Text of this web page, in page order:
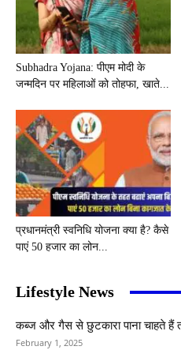
Subhadra Yojana: पीएम मोदी के
जन्मदिन पर महिलाओं को तोहफा, खाते...
प्रधानमंत्री स्वनिधि योजना क्या है? कैसे
पाएं 50 हजार का लोन...
Lifestyle News
कब्ज और गैस से छुटकारा पाना चाहते हैं
February 1, 2025